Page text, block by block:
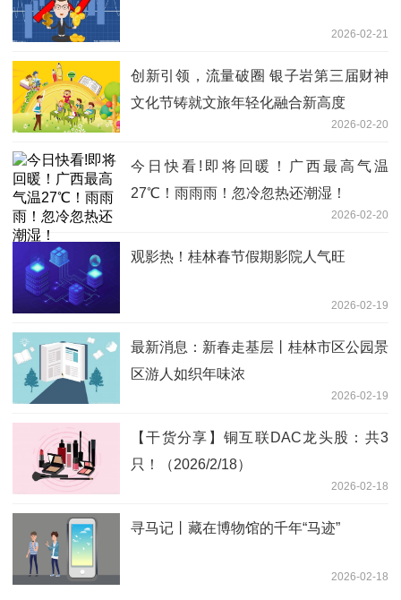
2026-02-21
创新引领，流量破圈 银子岩第三届财神
文化节铸就文旅年轻化融合新高度
2026-02-20
今日快看!即将回暖！广西最高气温
27℃！雨雨雨！忽冷忽热还潮湿！
2026-02-20
观影热！桂林春节假期影院人气旺
2026-02-19
最新消息：新春走基层丨桂林市区公园景
区游人如织年味浓
2026-02-19
【干货分享】铜互联DAC龙头股：共3
只！（2026/2/18）
2026-02-18
寻马记丨藏在博物馆的千年“马迹”
2026-02-18